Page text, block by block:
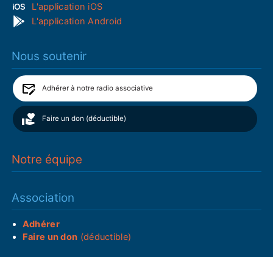
L'application iOS
L'application Android
Nous soutenir
Adhérer à notre radio associative
Faire un don (déductible)
Notre équipe
Association
Adhérer
Faire un don (déductible)